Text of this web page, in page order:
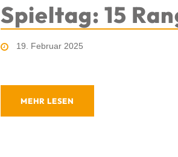
Spieltag: 15
19. Februar 2025
MEHR LESEN